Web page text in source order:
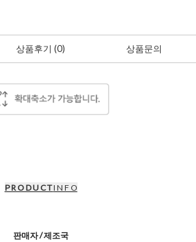
상품후기 (0) 상품문의
P R O D U C TI N F O
판매자 / 제조국